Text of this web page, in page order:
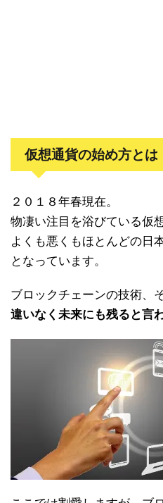
仮想通貨の始め方とは
２０１８年春現在。
物凄い注目を浴びている仮
よくも悪くもほとんどの日
となっています。
ブロックチェーンの技術、
違いなく未来にも残ると言